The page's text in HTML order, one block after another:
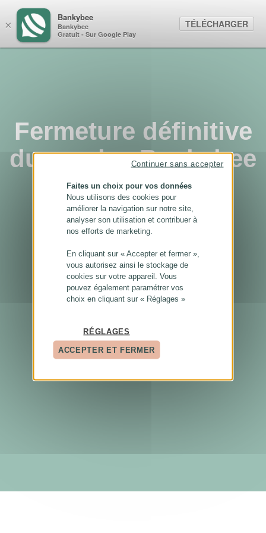
Fermeture définitive
du service Bankybee
...
×
Bankybee
Bankybee
Gratuit - Sur Google Play
TÉLÉCHARGER
Faites un choix pour vos données
Nous utilisons des cookies pour
améliorer la navigation sur notre site,
analyser son utilisation et contribuer à
nos efforts de marketing.
En cliquant sur « Accepter et fermer »,
vous autorisez ainsi le stockage de
cookies sur votre appareil. Vous
pouvez également paramétrer vos
choix en cliquant sur « Réglages »
RÉGLAGES
ACCEPTER ET FERMER
Continuer sans accepter